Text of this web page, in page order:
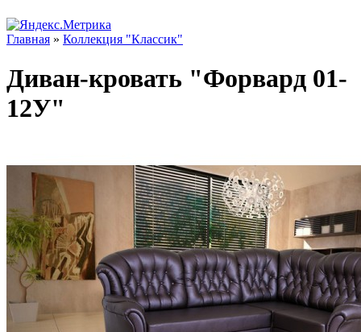
Главная » Коллекция "Классик"
Диван-кровать "Форвард 01-
12У"